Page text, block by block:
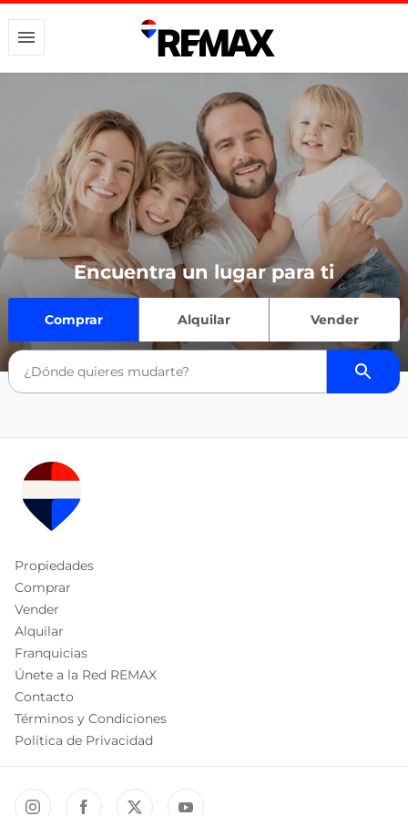
Encuentra un lugar para ti
Comprar Alquilar Vender
Propiedades
Comprar
Vender
Alquilar
Franquicias
Únete a la Red REMAX
Contacto
Términos y Condiciones
Política de Privacidad